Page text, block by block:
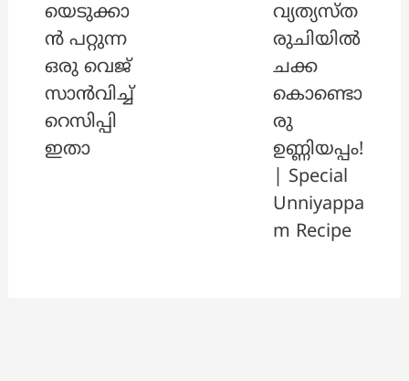
യെടുക്കാ
ൻ പറ്റുന്ന
ഒരു വെജ്
സാൻവിച്ച്
റെസിപ്പി
ഇതാ
വ്യത്യസ്ത
രുചിയിൽ
ചക്ക
കൊണ്ടൊ
രു
ഉണ്ണിയപ്പം!
| Special
Unniyappa
m Recipe